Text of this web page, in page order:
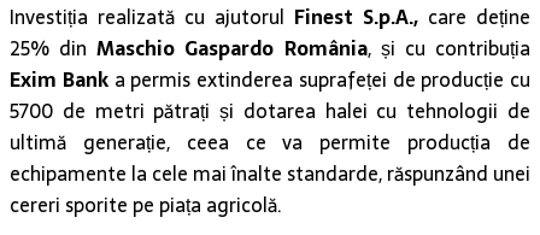
Investiția realizată cu ajutorul Finest S.p.A., care deține
25% dinMaschio Gaspardo România, și cu contribuția
Exim Banka permis extinderea suprafeței de producție cu
5700 de metri pătrați și dotarea halei cu tehnologii de
ultimă generație, ceea ce va permite producția de
echipamente la cele mai înalte standarde, răspunzând unei
cereri sporite pe piața agricolă.